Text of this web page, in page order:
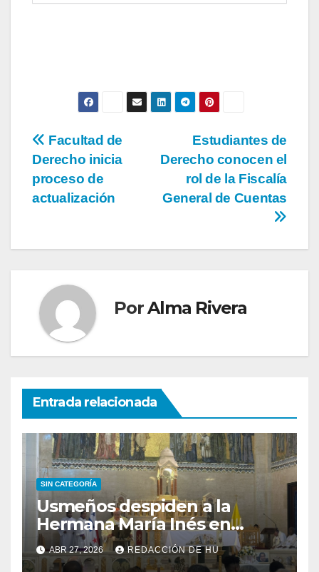
Estudiantes de
Derecho conocen el
rol de la Fiscalía
General de Cuentas
Facultad de
Derecho inicia
proceso de
actualización
PorAlma Rivera
Entrada relacionada
SIN CATEGORÍA
Usmeños despiden a la
Hermana María Inés en
Iglesia San Francisco de Asís
ABR 27, 2026 REDACCIÓN DE HU